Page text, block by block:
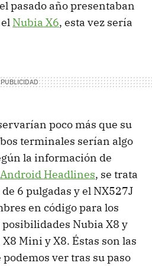
pasado año presentaban
Nubia X6, esta vez sería
poco más que su
terminales serían algo
la información de
Android Headlines, se trata
6 pulgadas y el NX527J
en código para los
posibilidades Nubia X8 y
Mini y X8. Éstas son las
ver tras su paso